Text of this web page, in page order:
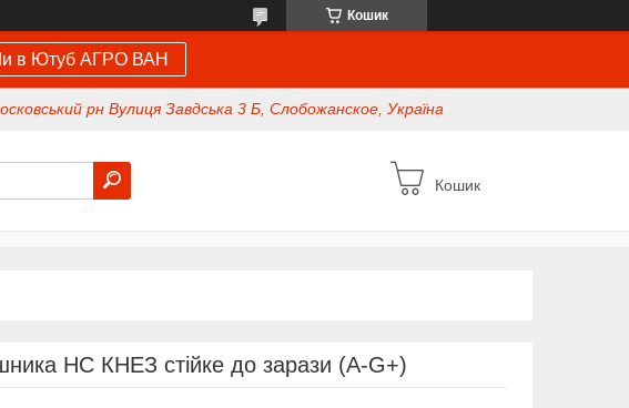
Кошик
в Ютуб АГРО ВАН
рн Вулиця Завдська 3 Б, Слобожанское, Україна
Кошик
НС КНЕЗ стійке до зарази (A-G+)